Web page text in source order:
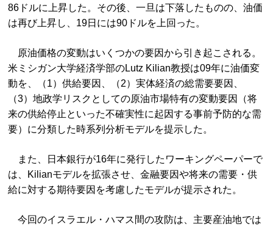
86ドルに上昇した。その後、一旦は下落したものの、油価
は再び上昇し、19日には90ドルを上回った。
原油価格の変動はいくつかの要因から引き起こされる。
米ミシガン大学経済学部のLutz Kilian教授は09年に油価変
動を、（1）供給要因、（2）実体経済の総需要要因、
（3）地政学リスクとしての原油市場特有の変動要因（将
来の供給停止といった不確実性に起因する事前予防的な需
要）に分類した時系列分析モデルを提示した。
また、日本銀行が16年に発行したワーキングペーパーで
は、Kilianモデルを拡張させ、金融要因や将来の需要・供
給に対する期待要因を考慮したモデルが提示された。
今回のイスラエル・ハマス間の攻防は、主要産油地では